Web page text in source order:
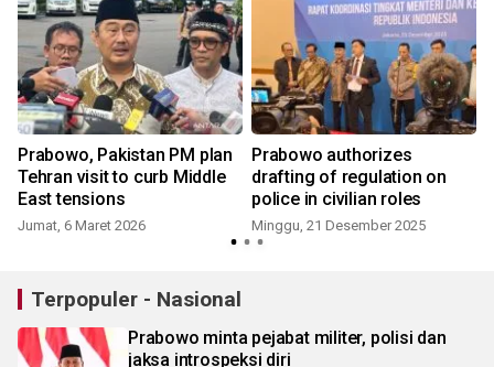
Prabowo, Pakistan PM plan
Tehran visit to curb Middle
East tensions
Jumat, 6 Maret 2026
Prabowo authorizes
drafting of regulation on
police in civilian roles
Minggu, 21 Desember 2025
Terpopuler - Nasional
Prabowo minta pejabat militer, polisi dan
jaksa introspeksi diri